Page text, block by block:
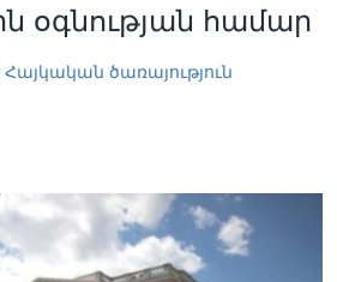
Ի ԿԱՆՈՆԱԴՐՈՒԹՅՈՒՆ
օգնության համար
ծառայություն